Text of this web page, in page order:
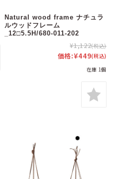
Natural wood frame ナチュラ
ルウッドフレーム
_12□5.5H/680-011-202
¥1,122(税込)
価格:¥449(税込)
在庫 1個